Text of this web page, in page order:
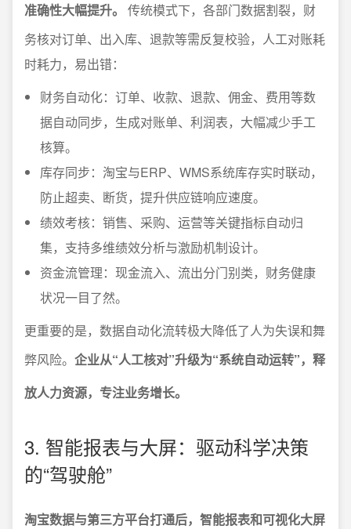
准确性大幅提升。
传统模式下，各部门数据割裂，财
务核对订单、出入库、退款等需反复校验，人工对账耗
时耗力，易出错：
财务自动化：订单、收款、退款、佣金、费用等数
据自动同步，生成对账单、利润表，大幅减少手工
核算。
库存同步：淘宝与ERP、WMS系统库存实时联动，
防止超卖、断货，提升供应链响应速度。
绩效考核：销售、采购、运营等关键指标自动归
集，支持多维绩效分析与激励机制设计。
资金流管理：现金流入、流出分门别类，财务健康
状况一目了然。
更重要的是，数据自动化流转极大降低了人为失误和舞
弊风险。 企业从“人工核对”升级为“系统自动运转”，释
放人力资源，专注业务增长。
3. 智能报表与大屏：驱动科学决策
的“驾驶舱”
淘宝数据与第三方平台打通后，智能报表和可视化大屏